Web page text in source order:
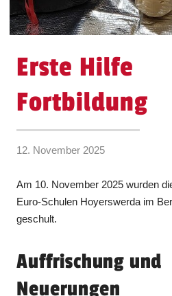
Erste Hilfe
Fortbildung
12. November 2025
Am 10. November 2025 wurden
Euro-Schulen Hoyerswerda im
geschult.
Auffrischung und
Neuerungen